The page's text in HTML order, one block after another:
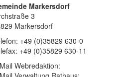
Markersdorf
3
Markersdorf
+49 (0)35829 630-0
+49 (0)35829 630-11
Webredaktion: